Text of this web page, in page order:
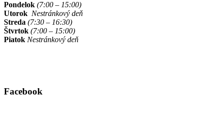
Pondelok (7:00 – 15:00)
Utorok Nestránkový deň
Streda (7:30 – 16:30)
Štvrtok (7:00 – 15:00)
Piatok Nestránkový deň
Facebook